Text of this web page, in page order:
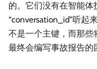
的。它们没有在智能体
“conversation_id”听起
不是一个主键，而那
最终会编写事故报告的